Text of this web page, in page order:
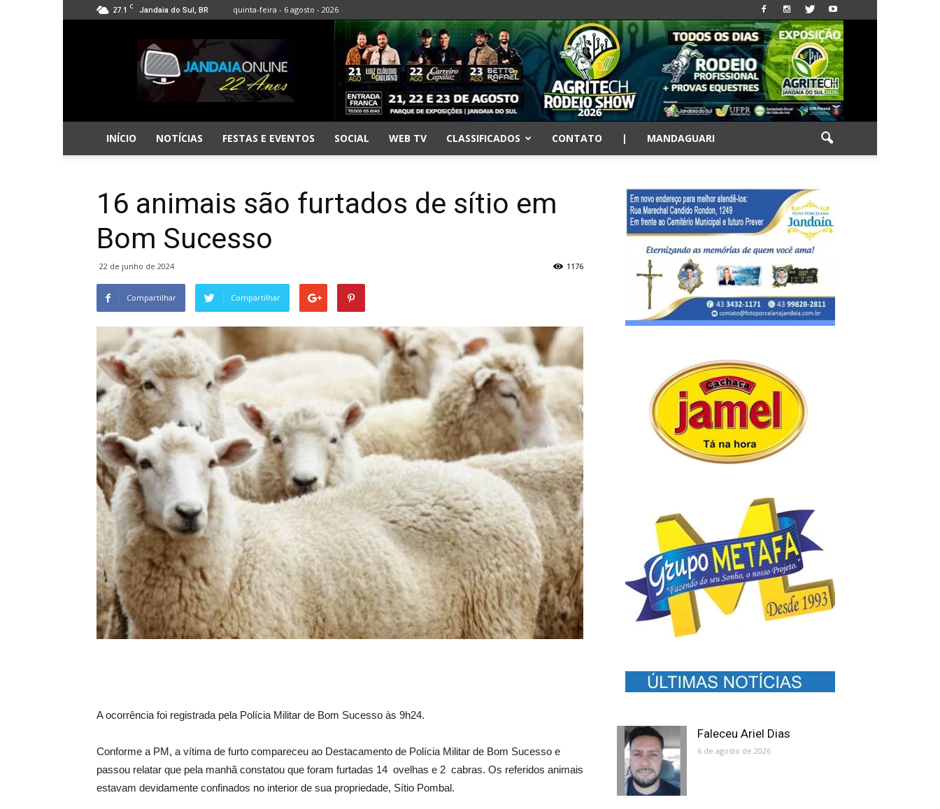
27.1 C Jandaia do Sul, BR quinta-feira - 6 agosto - 2026
Jandaia
Online
INÍCIO NOTÍCIAS FESTAS E EVENTOS SOCIAL WEB TV CLASSIFICADOS CONTATO | MANDAGUARI
16 animais são furtados de sítio em
Bom Sucesso
22 de junho de 2024 1176
Compartilhar Compartilhar
A ocorrência foi registrada pela Polícia Militar de Bom Sucesso às 9h24.
Conforme a PM, a vítima de furto compareceu ao Destacamento de Polícia Militar de Bom Sucesso e
passou relatar que pela manhã constatou que foram furtadas 14 ovelhas e 2 cabras. Os referidos animais
estavam devidamente confinados no interior de sua propriedade, Sítio Pombal.
Faleceu Ariel Dias
6 de agosto de 2026